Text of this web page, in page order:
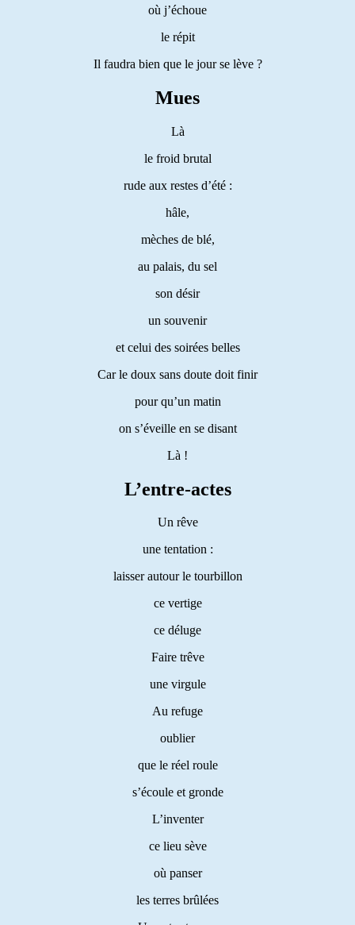
où j’échoue
le répit
Il faudra bien que le jour se lève ?
Mues
Là
le froid brutal
rude aux restes d’été :
hâle,
mèches de blé,
au palais, du sel
son désir
un souvenir
et celui des soirées belles
Car le doux sans doute doit finir
pour qu’un matin
on s’éveille en se disant
Là !
L’entre-actes
Un rêve
une tentation :
laisser autour le tourbillon
ce vertige
ce déluge
Faire trêve
une virgule
Au refuge
oublier
que le réel roule
s’écoule et gronde
L’inventer
ce lieu sève
où panser
les terres brûlées